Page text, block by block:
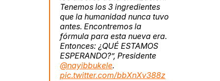
Tenemos los 3 ingredientes
que la humanidad nunca tuvo
antes. Encontremos la
fórmula para esta nueva era.
Entonces: ¿QUÉ ESTAMOS
ESPERANDO?”, Presidente
@nayibbukele.
pic.twitter.com/bbXnXv388z